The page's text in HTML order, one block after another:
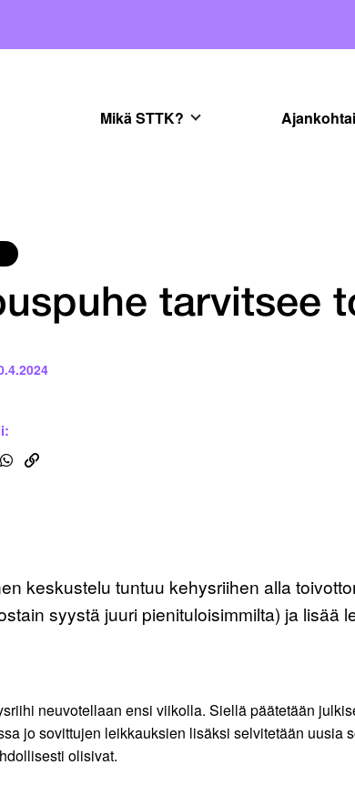
Mikä STTK?
tarvitsee
keskustelu tuntuu kehysriihen alla
syystä juuri pienituloisimmilta) ja
neuvotellaan ensi viikolla. Siellä päätetään
jo sovittujen leikkauksien lisäksi selvitetään uusia
olisivat.